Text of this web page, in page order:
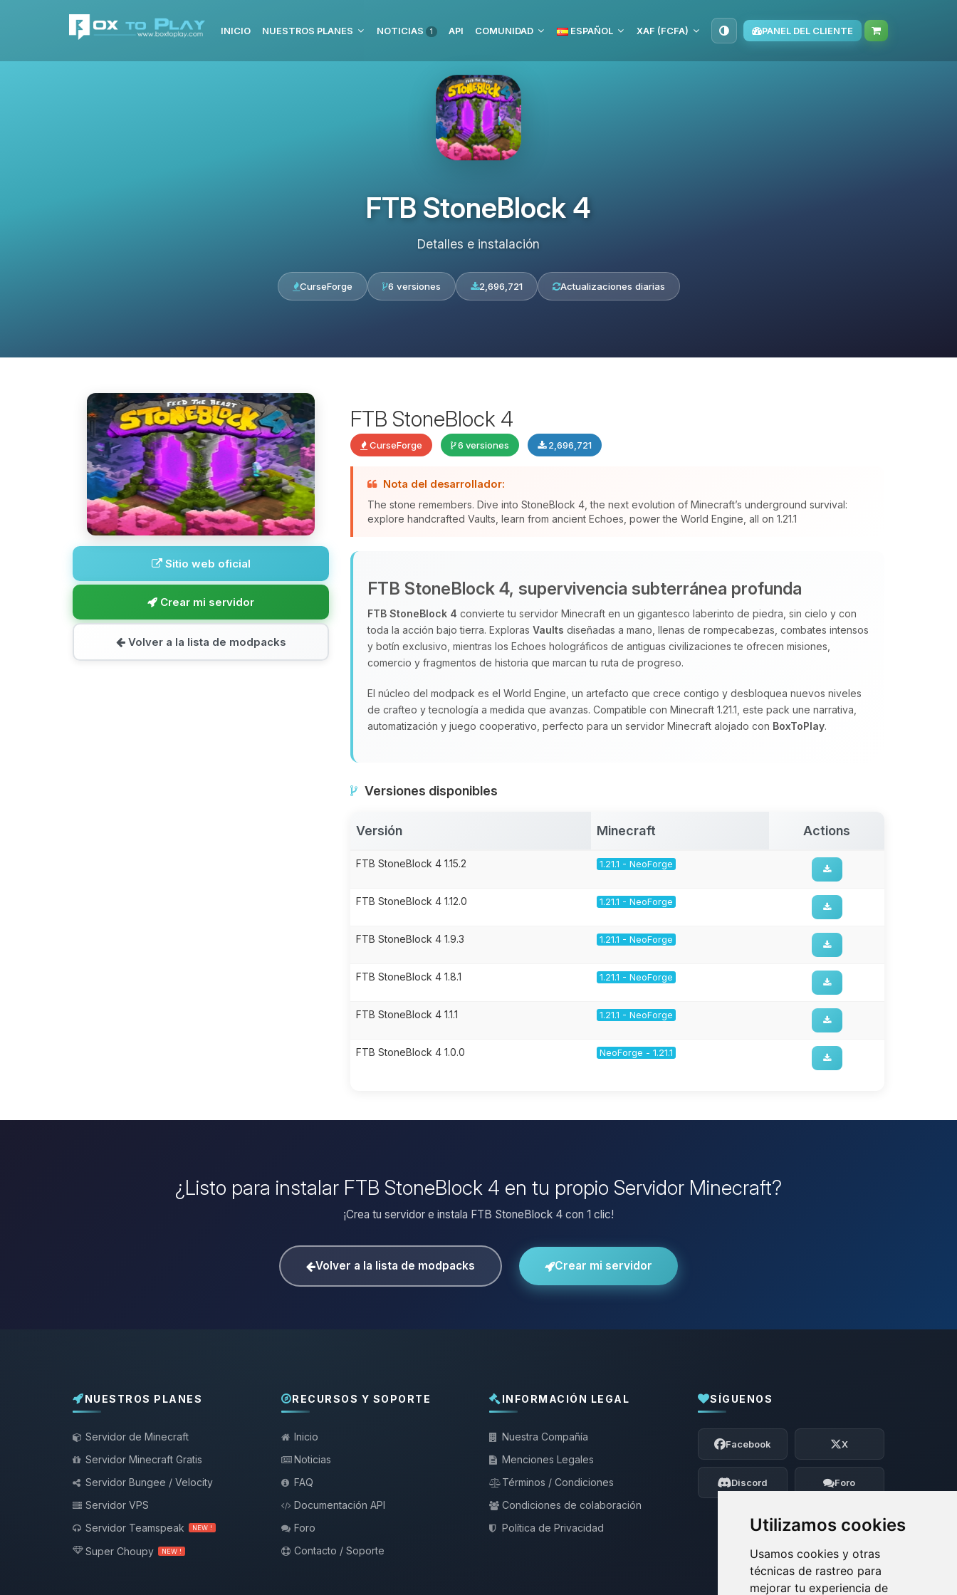
Utilizamos cookies
Usamos cookies y otras
técnicas de rastreo para
mejorar tu experiencia de
INICIO NUESTROS PLANES NOTICIAS 1 API COMUNIDAD ESPAÑOL XAF (FCFA) PANEL DEL CLIENTE
FTB StoneBlock 4
Detalles e instalación
CurseForge 6 versiones 2,696,721 Actualizaciones diarias
Sitio web oficial
Crear mi servidor
Volver a la lista de modpacks
FTB StoneBlock 4
CurseForge 6 versiones 2,696,721
Nota del desarrollador:
The stone remembers. Dive into StoneBlock 4, the next evolution of Minecraft’s underground survival:
explore handcrafted Vaults, learn from ancient Echoes, power the World Engine, all on 1.21.1
FTB StoneBlock 4, supervivencia subterránea profunda
FTB StoneBlock 4 convierte tu servidor Minecraft en un gigantesco laberinto de piedra, sin cielo y con
toda la acción bajo tierra. Exploras Vaults diseñadas a mano, llenas de rompecabezas, combates intensos
y botín exclusivo, mientras los Echoes holográficos de antiguas civilizaciones te ofrecen misiones,
comercio y fragmentos de historia que marcan tu ruta de progreso.
El núcleo del modpack es el World Engine, un artefacto que crece contigo y desbloquea nuevos niveles
de crafteo y tecnología a medida que avanzas. Compatible con Minecraft 1.21.1, este pack une narrativa,
automatización y juego cooperativo, perfecto para un servidor Minecraft alojado con BoxToPlay.
Versiones disponibles
Versión Minecraft Actions
FTB StoneBlock 4 1.15.2 1.21.1 - NeoForge
FTB StoneBlock 4 1.12.0 1.21.1 - NeoForge
FTB StoneBlock 4 1.9.3 1.21.1 - NeoForge
FTB StoneBlock 4 1.8.1 1.21.1 - NeoForge
FTB StoneBlock 4 1.1.1 1.21.1 - NeoForge
FTB StoneBlock 4 1.0.0 NeoForge - 1.21.1
¿Listo para instalar FTB StoneBlock 4 en tu propio Servidor Minecraft?
¡Crea tu servidor e instala FTB StoneBlock 4 con 1 clic!
Volver a la lista de modpacks Crear mi servidor
NUESTROS PLANES
Servidor de Minecraft
Servidor Minecraft Gratis
Servidor Bungee / Velocity
Servidor VPS
Servidor Teamspeak
NEW !
Super Choupy NEW !
RECURSOS Y SOPORTE
Inicio
Noticias
FAQ
Documentación API
Foro
Contacto / Soporte
INFORMACIÓN LEGAL
Nuestra Compañía
Menciones Legales
Términos / Condiciones
Condiciones de colaboración
Política de Privacidad
SÍGUENOS
Facebook X
Discord Foro
Yupi, por fin alguien con quien hablar!
Soy Choupy, tu pequeno asistente de
BoxToPlay. Cuentame que necesitas y
moveré mis pequenos circuitos para
ayudarte.
06/08/2026 19:40